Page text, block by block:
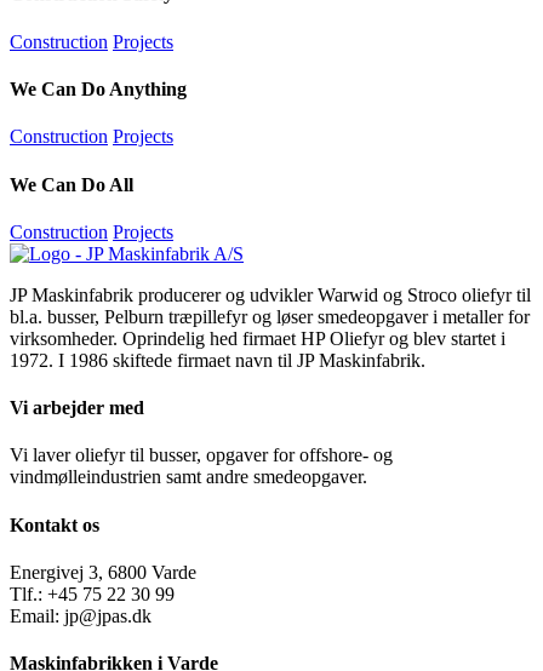
Construction Projects
We Can Do Anything
Construction Projects
We Can Do All
Construction Projects
JP Maskinfabrik producerer og udvikler Warwid og Stroco oliefyr til
bl.a. busser, Pelburn træpillefyr og løser smedeopgaver i metaller for
virksomheder. Oprindelig hed firmaet HP Oliefyr og blev startet i
1972. I 1986 skiftede firmaet navn til JP Maskinfabrik.
Vi arbejder med
Vi laver oliefyr til busser, opgaver for offshore- og
vindmølleindustrien samt andre smedeopgaver.
Kontakt os
Energivej 3, 6800 Varde
Tlf.: +45 75 22 30 99
Email: jp@jpas.dk
Maskinfabrikken i Varde